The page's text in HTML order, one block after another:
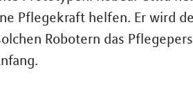
Pflegekraft helfen. Er wird
Robotern das